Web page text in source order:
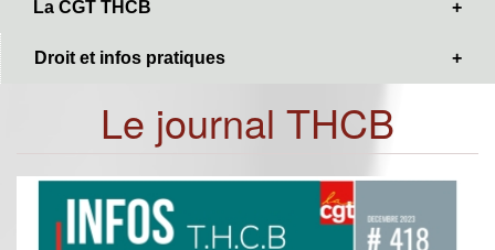
La CGT THCB
Droit et infos pratiques
Le journal THCB